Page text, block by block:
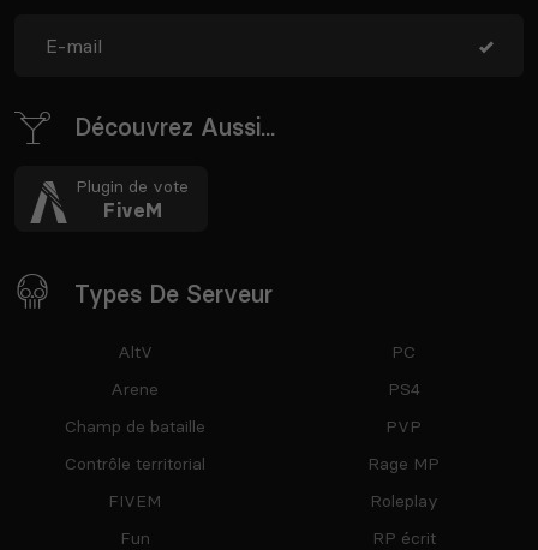
Découvrez Aussi...
Plugin de vote
FiveM
Types De Serveur
AltV
Arene
Champ de bataille
Contrôle territorial
FIVEM
Fun
PC
PS4
PVP
Rage MP
Roleplay
RP écrit